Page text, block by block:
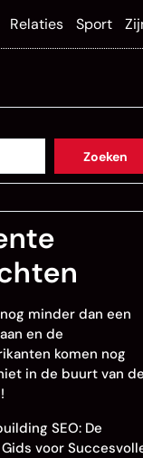
Relaties Sport
Zoeken
minder dan een
en de
komen nog
in de buurt van de
SEO: De
voor